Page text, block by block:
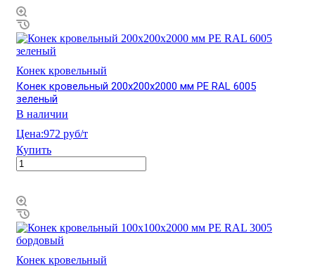
Конек кровельный
Конек кровельный 200х200х2000 мм PE RAL 6005
зеленый
В наличии
Цена:972 руб/т
Купить
Конек кровельный